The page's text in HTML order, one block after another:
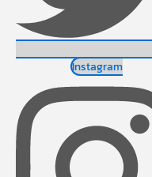
Instagram